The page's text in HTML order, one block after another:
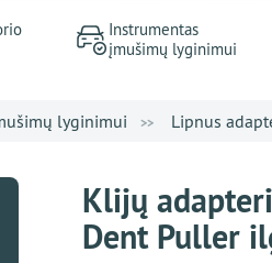
Instrumentas
įmušimų lyginimui
lyginimui Lipnus
Klijų
Dent Puller